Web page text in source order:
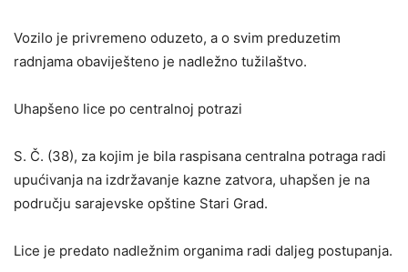
Vozilo je privremeno oduzeto, a o svim preduzetim
radnjama obaviješteno je nadležno tužilaštvo.
Uhapšeno lice po centralnoj potrazi
S. Č. (38), za kojim je bila raspisana centralna potraga radi
upućivanja na izdržavanje kazne zatvora, uhapšen je na
području sarajevske opštine Stari Grad.
Lice je predato nadležnim organima radi daljeg postupanja.